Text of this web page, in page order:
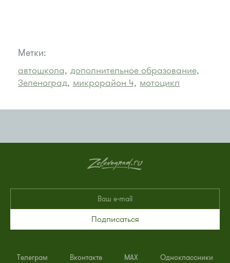
Метки:
автошкола, дополнительное образование,
Зеленоград, микрорайон 4, мотоцикл
Подписаться
Телеграм Вконтакте MAX Одноклассники